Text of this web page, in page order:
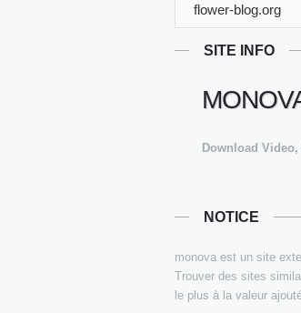
flower-blog.org
SITE INFO
Download
NOTICE
monova est un site
Trouver des sites
le plus à la valeur